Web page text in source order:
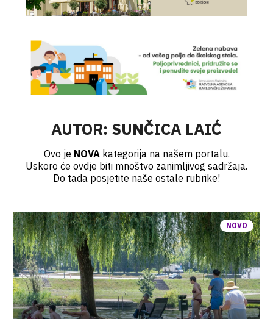
AUTOR: SUNČICA LAIĆ
Ovo je NOVAkategorija na našem portalu.
Uskoro će ovdje biti mnoštvo zanimljivog sadržaja.
Do tada posjetite naše ostale rubrike!
NOVO